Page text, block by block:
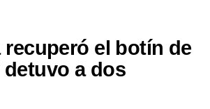
recibir asistencia médica y
que el joven se retirara del lugar
continuara.
de la conducta agresiva y el
recuperó el botín de
a dos